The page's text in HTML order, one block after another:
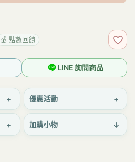
💰 點數回饋 加
LINE 詢問商品
+ 優惠活動 +
+ 加購小物 ↓